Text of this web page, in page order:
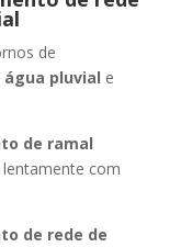
de
pluvial e
de ramal
com
de rede de